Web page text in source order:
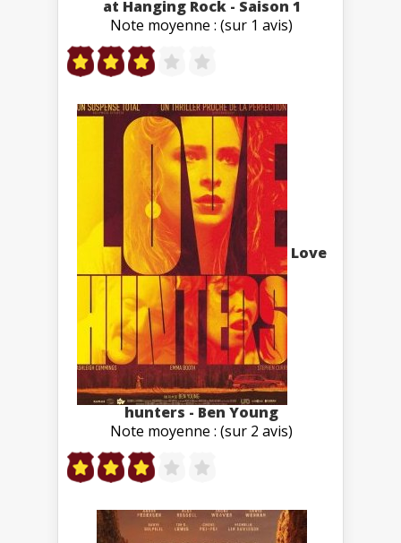
at Hanging Rock - Saison 1
Note moyenne : (sur 1 avis)
Love
hunters - Ben Young
Note moyenne : (sur 2 avis)